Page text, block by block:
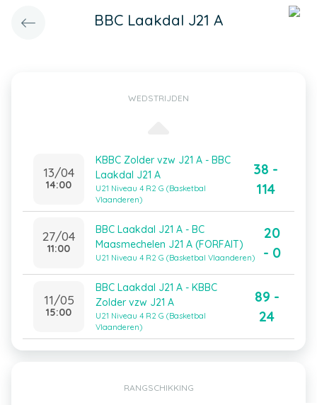
BBC Laakdal J21 A
WEDSTRIJDEN
13/04
14:00
KBBC Zolder vzw J21 A - BBC
Laakdal J21 A
U21 Niveau 4 R2 G (Basketbal
Vlaanderen)
38 -
114
27/04
11:00
BBC Laakdal J21 A - BC
Maasmechelen J21 A (FORFAIT)
U21 Niveau 4 R2 G (Basketbal Vlaanderen)
20
- 0
11/05
15:00
BBC Laakdal J21 A - KBBC
Zolder vzw J21 A
U21 Niveau 4 R2 G (Basketbal
Vlaanderen)
89 -
24
RANGSCHIKKING